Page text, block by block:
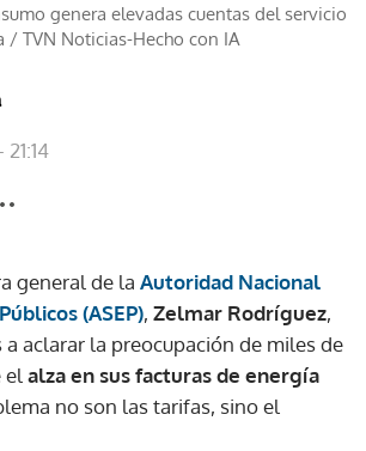
genera elevadas cuentas del servicio
/ TVN Noticias-Hecho con IA
general de la Autoridad Nacional
(ASEP), Zelmar Rodríguez,
aclarar la preocupación de miles de
el alza en sus facturas de energía
no son las tarifas, sino el